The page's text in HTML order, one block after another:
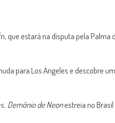
que estará na disputa pela Palma
para Los Angeles e descobre
Demônio de Neonestreia no Brasil